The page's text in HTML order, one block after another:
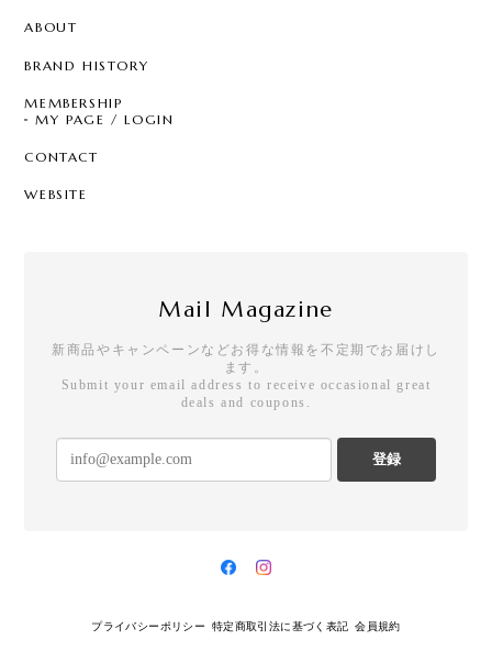
ABOUT
BRAND HISTORY
MEMBERSHIP
MY PAGE / LOGIN
CONTACT
WEBSITE
Mail Magazine
新商品やキャンペーンなどお得な情報を不定期でお届けし
ます。
Submit your email address to receive occasional great
deals and coupons.
登録
プライバシーポリシー 特定商取引法に基づく表記 会員規約